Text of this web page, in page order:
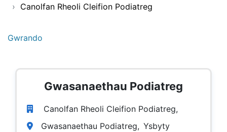
› Canolfan Rheoli Cleifion Podiatreg
Gwrando
Gwasanaethau Podiatreg
Canolfan Rheoli Cleifion Podiatreg,
Gwasanaethau Podiatreg, Ysbyty